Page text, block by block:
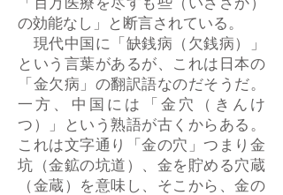
「百万医療を尽すも些（いささか）
の効能なし」と断言されている。
現代中国に「缺銭病（欠銭病）」
という言葉があるが、これは日本の
「金欠病」の翻訳語なのだそうだ。
一方、中国には「金穴（きんけ
つ）」という熟語が古くからある。
これは文字通り「金の穴」つまり金
坑（金鉱の坑道）、金を貯める穴蔵
（金蔵）を意味し、そこから、金の